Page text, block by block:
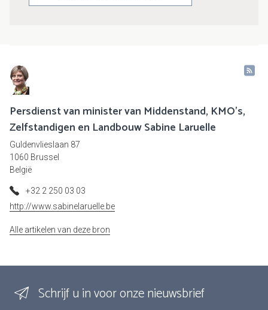
Persdienst van minister van Middenstand, KMO's,
Zelfstandigen en Landbouw Sabine Laruelle
Guldenvlieslaan 87
1060 Brussel
België
+32 2 250 03 03
http://www.sabinelaruelle.be
Alle artikelen van deze bron
Schrijf u in voor onze nieuwsbrief